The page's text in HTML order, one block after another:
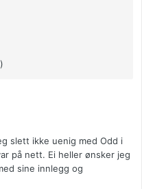
slett ikke uenig med Odd i
på nett. Ei heller ønsker jeg
sine innlegg og